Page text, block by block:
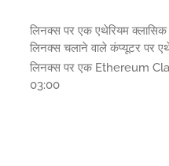
लिनक्स पर एक एथेरियम
लिनक्स चलाने वाले कंप्यूटर पर
लिनक्स पर एक Ethereum
03:00